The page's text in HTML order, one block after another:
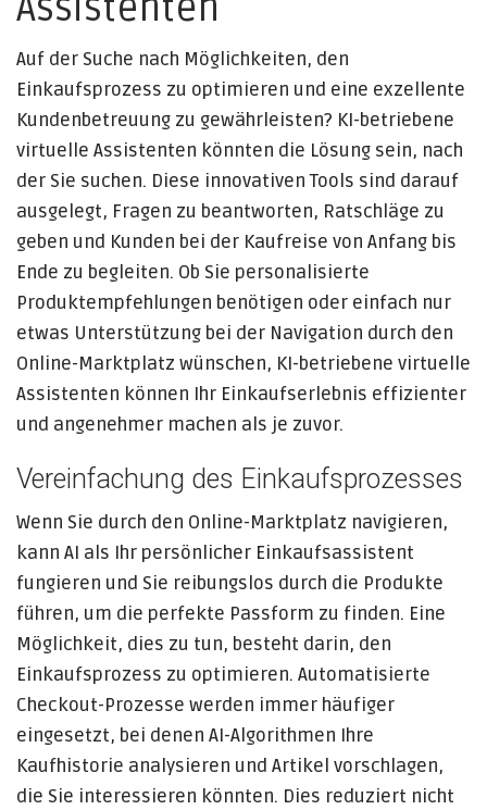
Auf der Suche nach Möglichkeiten, den
Einkaufsprozess zu optimieren und eine exzellente
Kundenbetreuung zu gewährleisten? KI-betriebene
virtuelle Assistenten könnten die Lösung sein, nach
der Sie suchen. Diese innovativen Tools sind darauf
ausgelegt, Fragen zu beantworten, Ratschläge zu
geben und Kunden bei der Kaufreise von Anfang bis
Ende zu begleiten. Ob Sie personalisierte
Produktempfehlungen benötigen oder einfach nur
etwas Unterstützung bei der Navigation durch den
Online-Marktplatz wünschen, KI-betriebene virtuelle
Assistenten können Ihr Einkaufserlebnis effizienter
und angenehmer machen als je zuvor.
Vereinfachung des Einkaufsprozesses
Wenn Sie durch den Online-Marktplatz navigieren,
kann AI als Ihr persönlicher Einkaufsassistent
fungieren und Sie reibungslos durch die Produkte
führen, um die perfekte Passform zu finden. Eine
Möglichkeit, dies zu tun, besteht darin, den
Einkaufsprozess zu optimieren. Automatisierte
Checkout-Prozesse werden immer häufiger
eingesetzt, bei denen AI-Algorithmen Ihre
Kaufhistorie analysieren und Artikel vorschlagen,
die Sie interessieren könnten. Dies reduziert nicht